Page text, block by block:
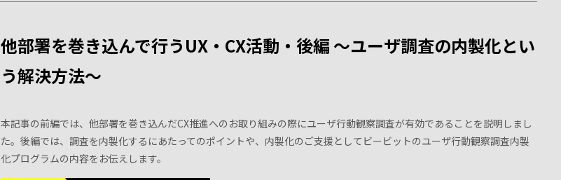
他部署を巻き込んで行うUX・CX活動・後編 〜ユーザ調査の内製化とい
う解決方法〜
本記事の前編では、他部署を巻き込んだCX推進へのお取り組みの際にユーザ行動観察調査が有効であることを説明しまし
た。後編では、調査を内製化するにあたってのポイントや、内製化のご支援としてビービットのユーザ行動観察調査内製
化プログラムの内容をお伝えします。